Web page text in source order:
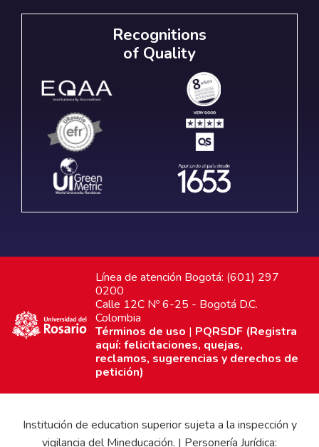
Recognitions
of Quality
Línea de atención Bogotá: (601) 297
0200
Calle 12C Nº 6-25 - Bogotá D.C.
Colombia
Términos de uso | PQRSDF (Registra
aquí: felicitaciones, quejas,
reclamos, sugerencias y derechos de
petición)
Institución de education superior sujeta a la inspección y
vigilancia del Mineducación. | Personería Jurídica: